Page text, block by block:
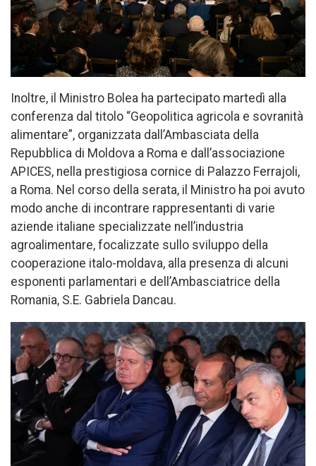
Inoltre, il Ministro Bolea ha partecipato martedì alla
conferenza dal titolo “Geopolitica agricola e sovranità
alimentare”, organizzata dall’Ambasciata della
Repubblica di Moldova a Roma e dall’associazione
APICES, nella prestigiosa cornice di Palazzo Ferrajoli,
a Roma. Nel corso della serata, il Ministro ha poi avuto
modo anche di incontrare rappresentanti di varie
aziende italiane specializzate nell’industria
agroalimentare, focalizzate sullo sviluppo della
cooperazione italo-moldava, alla presenza di alcuni
esponenti parlamentari e dell’Ambasciatrice della
Romania, S.E. Gabriela Dancau.